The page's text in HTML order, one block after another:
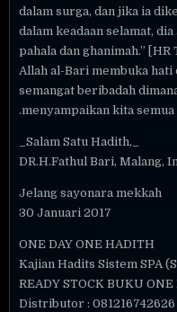
dalam surga, dan jika ia
dalam keadaan selamat,
pahala dan ghanimah.”
Allah al-Bari membuka
semangat beribadah
menyampaikan kita
_Salam Satu Hadith,_
DR.H.Fathul Bari, Malang,
Jelang sayonara mekkah
30 Januari 2017
ONE DAY ONE HADITH
Kajian Hadits Sistem SPA
READY STOCK BUKU
Distributor : 081216742626